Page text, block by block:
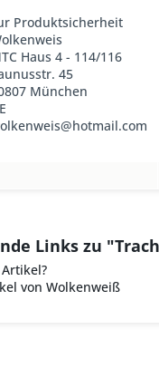
Produktsicherheit
Haus 4 - 114/116
45
München
Links zu
von Wolkenweiß